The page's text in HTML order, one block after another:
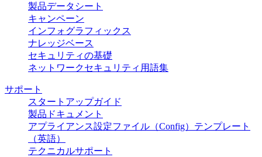
製品データシート
キャンペーン
インフォグラフィックス
ナレッジベース
セキュリティの基礎
ネットワークセキュリティ用語集
サポート
スタートアップガイド
製品ドキュメント
アプライアンス設定ファイル（Config）テンプレート
（英語）
テクニカルサポート